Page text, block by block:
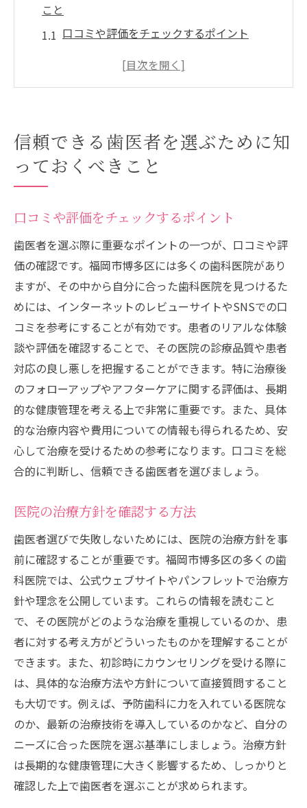
こと
口コミや評価をチェックするポイント
医院の治療方針を確認する方法
アクセスの良さと通院の便利さ
福岡市博多区の歯医者が提供する最新の治療技
インプラント治療の最前線
最新のホワイトニング技術
矯正歯科の新しいアプローチ
デジタルデンタル技術の導入
痛みの少ない治療方法
レーザー治療の利点
患者に寄り添ったカウンセリングが魅力の歯医
者
初診カウンセリングの流れ
患者の不安を軽減する方法
個別の治療計画の作成
コミュニケーションの重要性
治療後のフォローアップ体制
高い技術力を誇る博多区のおすすめ歯科医院
長年の実績と信頼の医院
専門分野に特化した医院
研修と教育に力を入れる医院
外部評価が高い医院
国際基準を満たす医院
地域密着型の医院
福岡市博多区で安心して治療を受けられる歯医
者の特徴
清潔で快適な診療室
プライバシー保護の徹底
緊急時対応の迅速さ
信頼できる歯医者を選ぶために知
っておくべきこと
口コミや評価をチェックするポイント
歯医者を選ぶ際に重要なポイントの一つが、口コミや評
価の確認です。福岡市博多区には多くの歯科医院があり
ますが、その中から自分に合った歯科医院を見つけるた
めには、インターネットのレビューサイトやSNSでの口
コミを参考にすることが有効です。患者のリアルな体験
談や評価を確認することで、その医院の診療品質や患者
対応の良し悪しを把握することができます。特に治療後
のフォローアップやアフターケアに関する評価は、長期
的な健康管理を考える上で非常に重要です。また、具体
的な治療内容や費用についての情報も得られるため、安
心して治療を受けるための参考になります。口コミを総
合的に判断し、信頼できる歯医者を選びましょう。
医院の治療方針を確認する方法
歯医者選びで失敗しないためには、医院の治療方針を事
前に確認することが重要です。福岡市博多区の多くの歯
科医院では、公式ウェブサイトやパンフレットで治療方
針や理念を公開しています。これらの情報を読むこと
で、その医院がどのような治療を重視しているのか、患
者に対する考え方がどういったものかを理解することが
できます。また、初診時にカウンセリングを受ける際に
は、具体的な治療方法や方針について直接質問すること
も大切です。例えば、予防歯科に力を入れている医院な
のか、最新の治療技術を導入しているのかなど、自分の
ニーズに合った医院を選ぶ基準にしましょう。治療方針
は長期的な健康管理に大きく影響するため、しっかりと
確認した上で歯医者を選ぶことが求められます。